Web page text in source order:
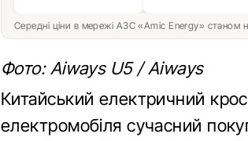
Середні ціни в мережі АЗС «Amic Energy» станом
Фото: Aiways U5 / Aiways
Китайський електричний
електромобіля сучасний